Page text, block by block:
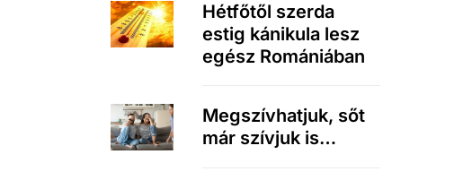
Hétfőtől szerda
estig kánikula lesz
egész Romániában
Megszívhatjuk, sőt
már szívjuk is…